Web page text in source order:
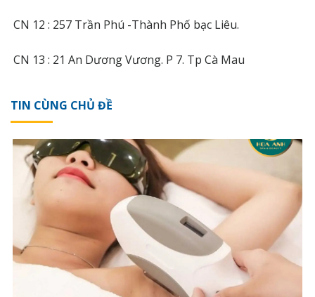
CN 12 : 257 Trần Phú -Thành Phố bạc Liêu.
CN 13 : 21 An Dương Vương. P 7. Tp Cà Mau
TIN CÙNG CHỦ ĐỀ